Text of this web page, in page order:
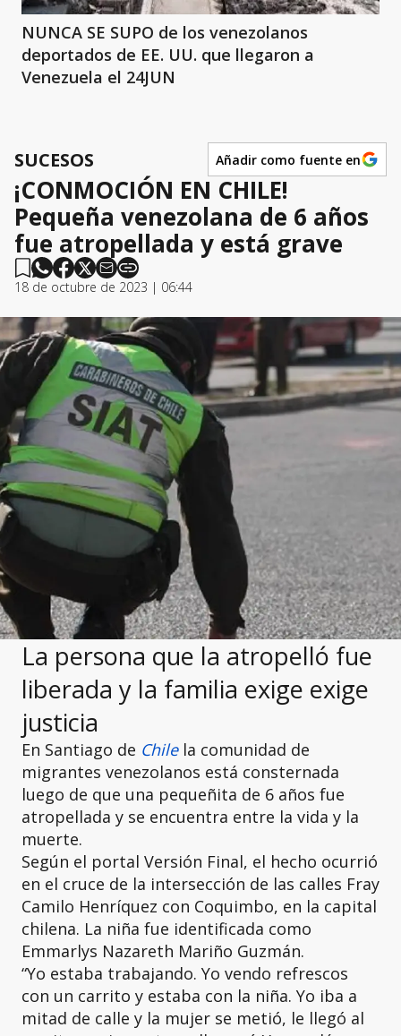
NUNCA SE SUPO de los venezolanos
deportados de EE. UU. que llegaron a
Venezuela el 24JUN
SUCESOS Añadir como fuente en
¡CONMOCIÓN EN CHILE!
Pequeña venezolana de 6 años
fue atropellada y está grave
18 de octubre de 2023 | 06:44
La persona que la atropelló fue
liberada y la familia exige exige
justicia
En Santiago de Chilela comunidad de
migrantes venezolanos está consternada
luego de que una pequeñita de 6 años fue
atropellada y se encuentra entre la vida y la
muerte.
Según el portal Versión Final, el hecho ocurrió
en el cruce de la intersección de las calles Fray
Camilo Henríquez con Coquimbo, en la capital
chilena. La niña fue identificada como
Emmarlys Nazareth Mariño Guzmán.
“Yo estaba trabajando. Yo vendo refrescos
con un carrito y estaba con la niña. Yo iba a
mitad de calle y la mujer se metió, le llegó al